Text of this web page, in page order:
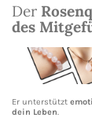
Der
des
Er unterstützt
dein Leben.